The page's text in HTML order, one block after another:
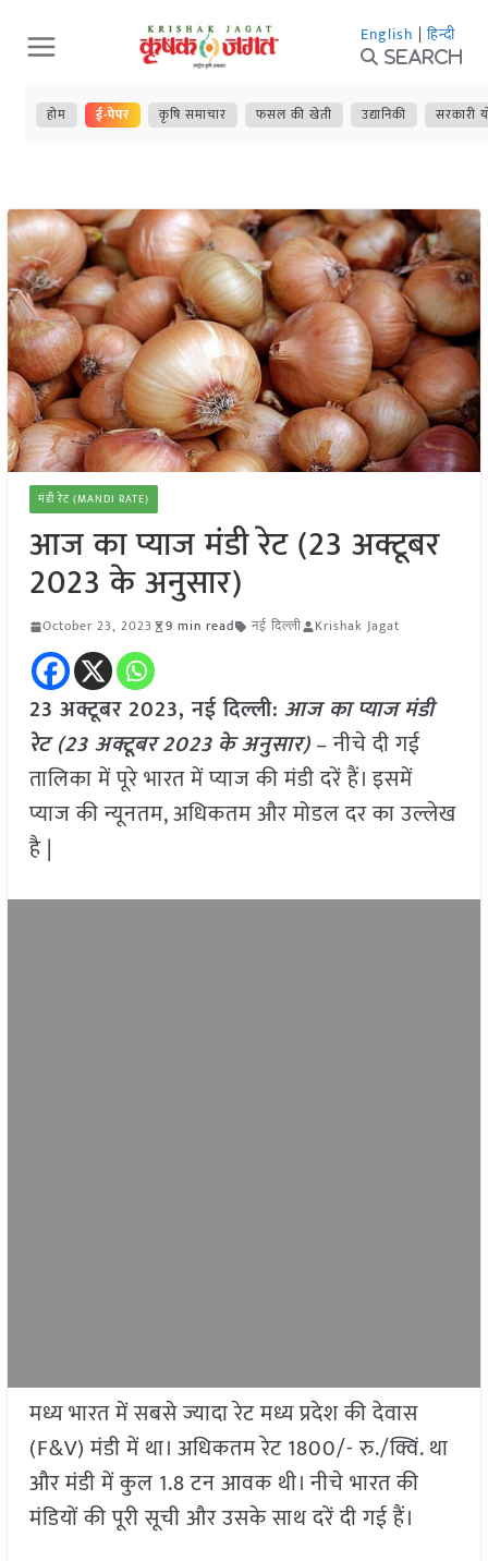
Skip
to
content
English | हिन्दी
Search
होम ई-पेपर कृषि समाचार फसल की खेती उद्यानिकी सरकारी
मंडी रेट (MANDI RATE)
आज का प्याज मंडी रेट (23 अक्टूबर
2023 के अनुसार)
October 23, 2023 9 min read नई दिल्ली Krishak Jagat
23 अक्टूबर 2023, नई दिल्ली: आज का प्याज मंडी
रेट (23 अक्टूबर2023 के अनुसार)– नीचे दी गई
तालिका में पूरे भारत में प्याज की मंडी दरें हैं। इसमें
प्याज की न्यूनतम, अधिकतम और मोडल दर का उल्लेख
है |
मध्य भारत में सबसे ज्यादा रेट मध्य प्रदेश की देवास
(F&V) मंडी में था। अधिकतम रेट 1800/- रु./क्विं. था
और मंडी में कुल 1.8 टन आवक थी। नीचे भारत की
मंडियों की पूरी सूची और उसके साथ दरें दी गई हैं।